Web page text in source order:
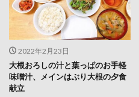
2022年2月23日
大根おろしの汁と葉っぱのお手軽
味噌汁、メインはぶり大根の夕食
献立